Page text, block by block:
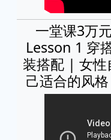
一堂课3万
Lesson 1 穿
装搭配 | 女性
己适合的风